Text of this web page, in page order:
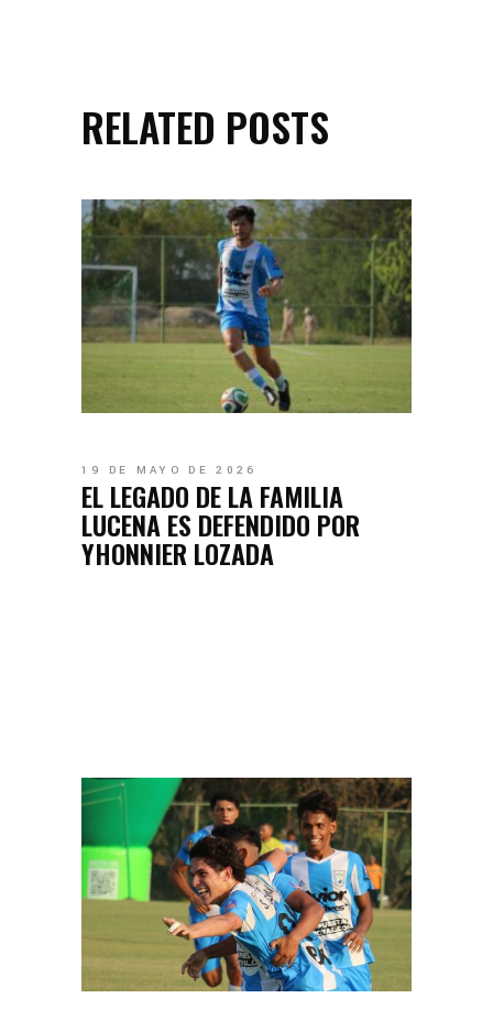
RELATED POSTS
19 DE MAYO DE 2026
EL LEGADO DE LA FAMILIA
LUCENA ES DEFENDIDO POR
YHONNIER LOZADA